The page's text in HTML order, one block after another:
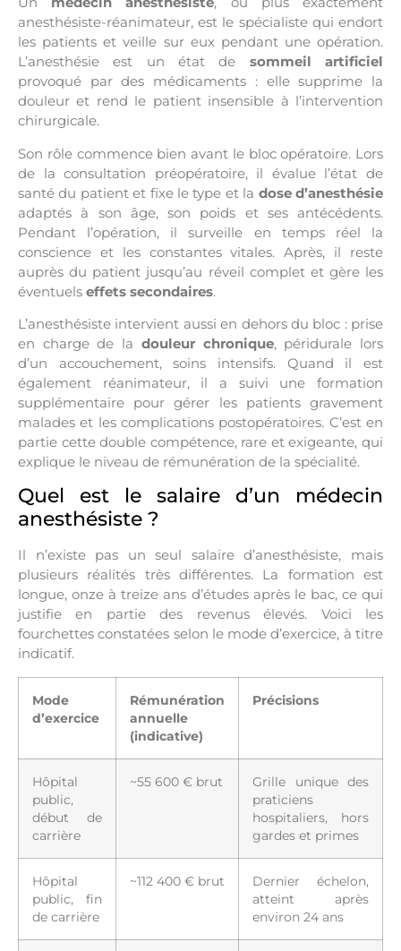
anesthésiste-réanimateur, est le spécialiste qui endort
les patients et veille sur eux pendant une opération.
L’anesthésie est un état de sommeil artificiel
provoqué par des médicaments : elle supprime la
douleur et rend le patient insensible à l’intervention
chirurgicale.
Son rôle commence bien avant le bloc opératoire. Lors
de la consultation préopératoire, il évalue l’état de
santé du patient et fixe le type et la dose d’anesthésie
adaptés à son âge, son poids et ses antécédents.
Pendant l’opération, il surveille en temps réel la
conscience et les constantes vitales. Après, il reste
auprès du patient jusqu’au réveil complet et gère les
éventuels effets secondaires.
L’anesthésiste intervient aussi en dehors du bloc : prise
en charge de la douleur chronique, péridurale lors
d’un accouchement, soins intensifs. Quand il est
également réanimateur, il a suivi une formation
supplémentaire pour gérer les patients gravement
malades et les complications postopératoires. C’est en
partie cette double compétence, rare et exigeante, qui
explique le niveau de rémunération de la spécialité.
Quel est le salaire d’un médecin
anesthésiste ?
Il n’existe pas un seul salaire d’anesthésiste, mais
plusieurs réalités très différentes. La formation est
longue, onze à treize ans d’études après le bac, ce qui
justifie en partie des revenus élevés. Voici les
fourchettes constatées selon le mode d’exercice, à titre
indicatif.
Mode
d’exercice
Rémunération
annuelle
(indicative)
Précisions
Hôpital
public,
début de
carrière
~55 600 € brut
Grille unique des
praticiens
hospitaliers, hors
gardes et primes
Hôpital
public, fin
de carrière
~112 400 € brut
Dernier échelon,
atteint après
environ 24 ans